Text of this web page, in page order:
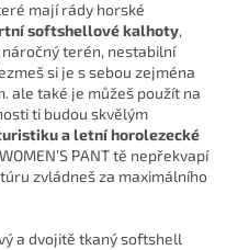
mají rády horské
softshellové kalhoty,
terén, nestabilní
si je s sebou zejména
ale také je můžeš použít na
ti budou skvělým
a letní horolezecké
PANT tě nepřekvapí
zvládneš za maximálního
a dvojitě tkaný softshell